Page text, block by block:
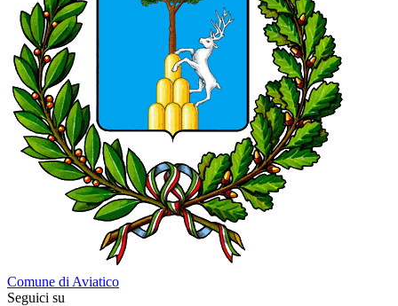
Comune di Aviatico
Seguici su